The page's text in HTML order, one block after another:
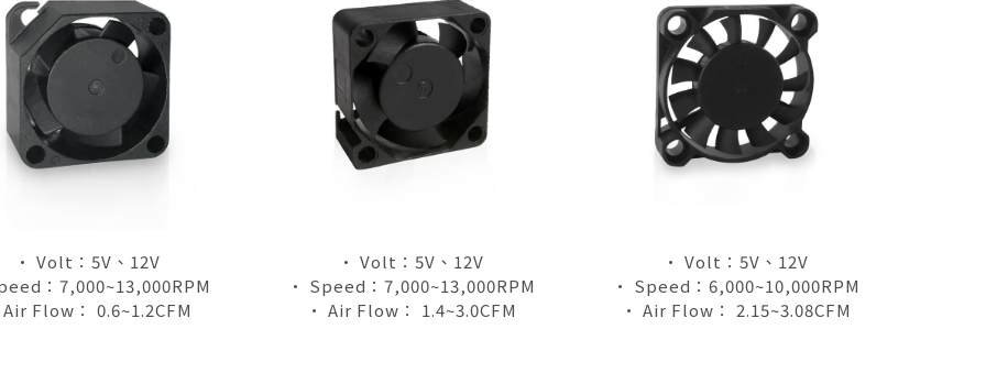
• Volt：5V、12V
：7,000~13,000RPM
Flow： 0.6~1.2CFM
• Volt：5V、12V
• Speed：7,000~13,000RPM
• Air Flow： 1.4~3.0CFM
• Volt：5V、12V
• Speed：6,000~10,000RPM
• Air Flow： 2.15~3.08CFM